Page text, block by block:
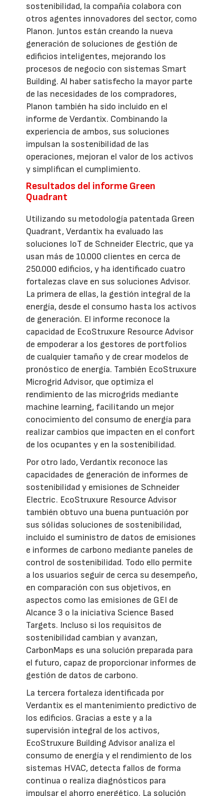
sostenibilidad, la compañía colabora con
otros agentes innovadores del sector, como
Planon. Juntos están creando la nueva
generación de soluciones de gestión de
edificios inteligentes, mejorando los
procesos de negocio con sistemas Smart
Building. Al haber satisfecho la mayor parte
de las necesidades de los compradores,
Planon también ha sido incluido en el
informe de Verdantix. Combinando la
experiencia de ambos, sus soluciones
impulsan la sostenibilidad de las
operaciones, mejoran el valor de los activos
y simplifican el cumplimiento.
Resultados del informe Green
Quadrant
Utilizando su metodología patentada Green
Quadrant, Verdantix ha evaluado las
soluciones IoT de Schneider Electric, que ya
usan más de 10.000 clientes en cerca de
250.000 edificios, y ha identificado cuatro
fortalezas clave en sus soluciones Advisor.
La primera de ellas, la gestión integral de la
energía, desde el consumo hasta los activos
de generación. El informe reconoce la
capacidad de EcoStruxure Resource Advisor
de empoderar a los gestores de portfolios
de cualquier tamaño y de crear modelos de
pronóstico de energía. También EcoStruxure
Microgrid Advisor, que optimiza el
rendimiento de las microgrids mediante
machine learning, facilitando un mejor
conocimiento del consumo de energía para
realizar cambios que impacten en el confort
de los ocupantes y en la sostenibilidad.
Por otro lado, Verdantix reconoce las
capacidades de generación de informes de
sostenibilidad y emisiones de Schneider
Electric. EcoStruxure Resource Advisor
también obtuvo una buena puntuación por
sus sólidas soluciones de sostenibilidad,
incluido el suministro de datos de emisiones
e informes de carbono mediante paneles de
control de sostenibilidad. Todo ello permite
a los usuarios seguir de cerca su desempeño,
en comparación con sus objetivos, en
aspectos como las emisiones de GEI de
Alcance 3 o la iniciativa Science Based
Targets. Incluso si los requisitos de
sostenibilidad cambian y avanzan,
CarbonMaps es una solución preparada para
el futuro, capaz de proporcionar informes de
gestión de datos de carbono.
La tercera fortaleza identificada por
Verdantix es el mantenimiento predictivo de
los edificios. Gracias a este y a la
supervisión integral de los activos,
EcoStruxure Building Advisor analiza el
consumo de energía y el rendimiento de los
sistemas HVAC, detecta fallos de forma
continua o realiza diagnósticos para
impulsar el ahorro energético. La solución